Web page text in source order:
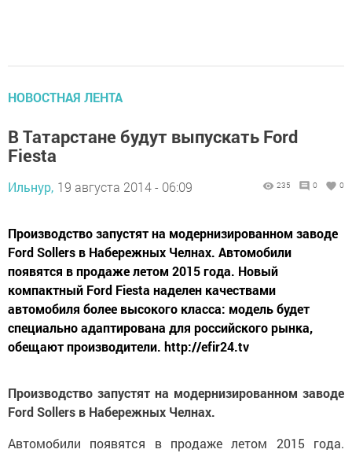
НОВОСТНАЯ ЛЕНТА
В Татарстане будут выпускать Ford
Fiesta
Ильнур, 19 августа 2014 - 06:09 235 0 0
Производство запустят на модернизированном заводе
Ford Sollers в Набережных Челнах. Автомобили
появятся в продаже летом 2015 года. Новый
компактный Ford Fiesta наделен качествами
автомобиля более высокого класса: модель будет
специально адаптирована для российского рынка,
обещают производители. http://efir24.tv
Производство запустят на модернизированном заводе
Ford Sollers в Набережных Челнах.
Автомобили появятся в продаже летом 2015 года.